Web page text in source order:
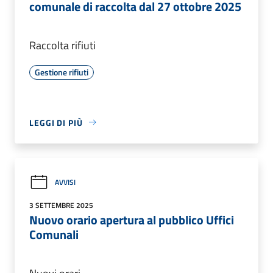
comunale di raccolta dal 27 ottobre 2025
Raccolta rifiuti
Gestione rifiuti
LEGGI DI PIÙ
AVVISI
3 SETTEMBRE 2025
Nuovo orario apertura al pubblico Uffici
Comunali